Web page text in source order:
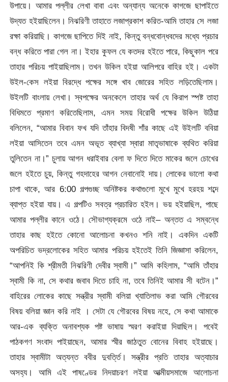
উপায়ে। আমার পল্লীর লেখা বাবা এবং অন্যান্য অনেকে কাগজে ছাপাইতে
উদ্যত হইয়াছিলেন। নিঝরিণী তাহাতে লজাপ্রকাশ করিত-আমি তাহার সে লজা
রক্ষা করিয়াছি। কাগজে ছাপিতে দিই নাই, কিন্তু বন্ধবোন্ধবদের মধ্যে প্রচার
বন্ধ করিতে পারা গেল না। ইহার কুফল যে কতদর হইতে পারে, কিছুকাল পরে
তাহার পরিচয় পাইয়াছিলাম। তখন উকিল হইয়া আলিপরে বাহির হই। একটা
উইল-কেস লইয়া বিরদ্ধে পক্ষের সঙ্গে খাব জোরের সহিত লড়িতেছিলাম।
উইলটি বাংলায় লেখা। স্বপক্ষের অনকেলে তাহার অর্থ যে কিরাপ স্পষ্ট তাহা
বিধিমতে প্রমাণ করিতেছিলাম, এমন সময় বিরোধী পক্ষের উকিল উঠিয়া
বলিলেন, “আমার বিবান ফখ যদি তাঁহার বিদষী শাঁর কাছে এই উইলটি ববিয়া
লইয়া আসিতেন তবে এমন অভূত ব্যাখ্যা স্বারা মাতৃভাষাকে ব্যথিত করিয়া
তুলিতেন না।” চুলায় আগন ধরাইবার বেলা ফ দিতে দিতে মাকের জলে চোখের
জলে হইতে চুয়, কিন্তু গহদাহের আগন নেবানোই দায়। লোকের ভালো কথা
চাপা থাকে, আর 6:00 গল্পগুচ্ছ অনিষ্টকর কথাগুলো মুখে মুখে হরহয় শব্দে
ব্যাপ্ত হইয়া যায়। এ গল্পটিও সবত্র প্রচারিত হইল। ভয় হইয়াছিল, পাছে
আমার পল্লীর কানে ওঠে। সৌভাগ্যক্রমে ওঠে নাই– অন্তত এ সম্বন্ধে
তাহার কাছ হইতে কোনো আলোচনা কখনও শনি নাই। একদিন একটি
অপরিচিত ভদ্রলোকের সহিত আমার পরিচয় হইতেই তিনি জিজ্ঞাসা করিলেন,
“আপনিই কি শ্রীমতী নিঝরিণী দেবীর স্বামী।” আমি কহিলাম, “আমি তাঁহার
স্বামী কি না, সে কথার জবাব দিতে চাহি না, তবে তিনিই আমার সী বটেন।”
বাহিরের লোকের কাছে সন্ত্রীর স্বামী বলিয়া খ্যাতিলাভ করা আমি গৌরবের
বিষয় বলিয়া জ্ঞান করি নাই । সেটা যে গৌরবের বিষয় নহে, সে কথা আমাকে
আর-এক ব্যক্তি অনাবশ্যক পষ্ট ভাষায় স্মরণ করাইয়া দিয়াছিল। পবেই
পাঠকগণ সংবাদ পাইয়াছেন, আমার স্মীর জাঠতুত বোনের বিবাহ হইয়াছে।
তাহার স্বামীটা অত্যন্ত ববীর দুবৰ্ত্তি। সন্ত্রীর প্রতি তাহার অত্যাচার
অসহ্য। আমি এই পাষণ্ডের নিদয়াচরণ লইয়া আত্মীয়সমাজে আলোচনা